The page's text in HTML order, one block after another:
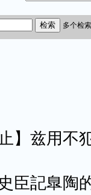
兹用不
記臯陶